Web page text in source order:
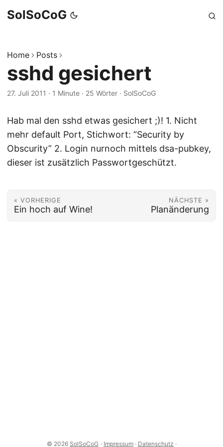
SolSoCoG
Home Posts
sshd gesichert
27. Juli 2011 · 1 Minute · 25 Wörter · SolSoCoG
Hab mal den sshd etwas gesichert ;)! 1. Nicht
mehr default Port, Stichwort: “Security by
Obscurity” 2. Login nurnoch mittels dsa-pubkey,
dieser ist zusätzlich Passwortgeschützt.
« VORHERIGE
Ein hoch auf Wine!
NÄCHSTE »
Planänderung
© 2026 SolSoCoG · Impressum · Datenschutz ·